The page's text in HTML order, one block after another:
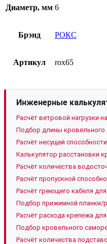
Диаметр, мм 6
Брэнд РОКС
Артикул rox65
Инженерные
Расчёт ветровой нагрузки
Подбор длины кровельного
Расчёт несущей
Калькулятор расстановки
Расчёт количества
Расчёт пропускной
Расчёт греющего кабеля
Подбор прижимной планки/
Расчёт расхода крепежа
Подбор кровельного
Расчёт количества